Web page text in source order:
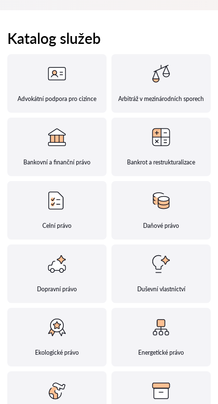
Katalog služeb
Advokátní podpora pro cizince Arbitráž v mezinárodních sporech
Bankovní a finanční právo Bankrot a restrukturalizace
Celní právo Daňové právo
Dopravní právo Duševní vlastnictví
Ekologické právo Energetické právo